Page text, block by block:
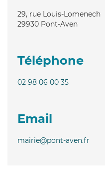
29, rue Louis-Lomenech
29930 Pont-Aven
Téléphone
02 98 06 00 35
Email
mairie@pont-aven.fr